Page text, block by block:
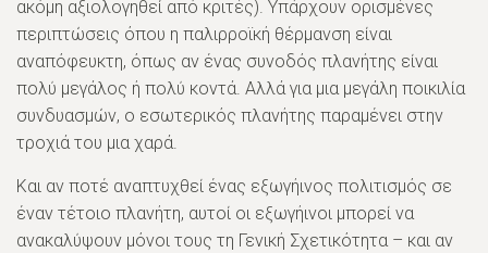
ακόμη αξιολογηθεί από κριτές). Υπάρχουν ορισμένες
περιπτώσεις όπου η παλιρροϊκή θέρμανση είναι
αναπόφευκτη, όπως αν ένας συνοδός πλανήτης είναι
πολύ μεγάλος ή πολύ κοντά. Αλλά για μια μεγάλη ποικιλία
συνδυασμών, ο εσωτερικός πλανήτης παραμένει στην
τροχιά του μια χαρά.
Και αν ποτέ αναπτυχθεί ένας εξωγήινος πολιτισμός σε
έναν τέτοιο πλανήτη, αυτοί οι εξωγήινοι μπορεί να
ανακαλύψουν μόνοι τους τη Γενική Σχετικότητα – και αν